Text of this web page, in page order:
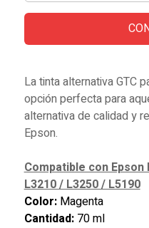
La tinta alternativa GTC
opción perfecta para
alternativa de calidad y
Epson.
Compatible con Epson
L3210 / L3250 / L5190
Color:Magenta
Cantidad:70 ml